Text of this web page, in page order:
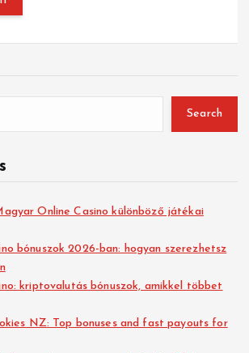
Search
Online Casino különböző játékai
bónuszok 2026-ban: hogyan szerezhetsz
kriptovalutás bónuszok, amikkel többet
NZ: Top bonuses and fast payouts for